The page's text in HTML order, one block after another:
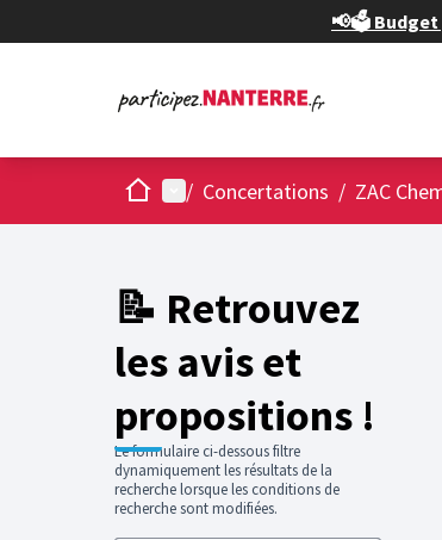
📢🗳️ Budget
AccueilMenu principal
/ Concertations / ZAC
📝 Retrouvez
les avis et
propositions !
Le formulaire ci-dessous filtre
dynamiquement les résultats de la
recherche lorsque les conditions de
recherche sont modifiées.